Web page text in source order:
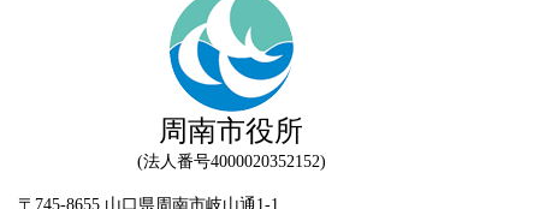
周南市役所
法人番号4000020352152
〒745-8655 山口県周南市岐山通1-1